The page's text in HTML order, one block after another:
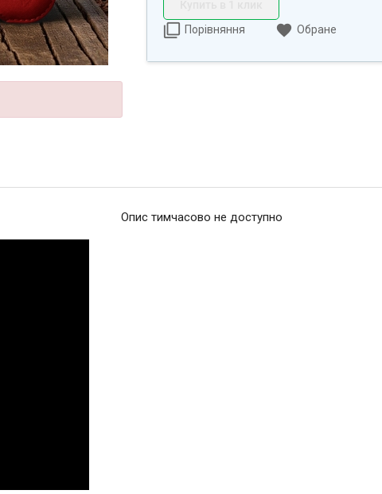
Порівняння
Обране
Опис тимчасово не доступно